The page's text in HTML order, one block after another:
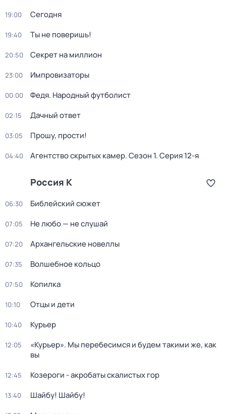
19:00 Сегодня
19:40 Ты не поверишь!
20:50 Секрет на миллион
23:00 Импровизаторы
00:00 Федя. Народный футболист
02:15 Дачный ответ
03:05 Прошу, прости!
04:40 Агентство скрытых камер. Сезон 1. Серия 12-я
Россия К
06:30 Библейский сюжет
07:05 Не любо — не слушай
07:20 Архангельские новеллы
07:35 Волшебное кольцо
07:50 Копилка
10:10 Отцы и дети
10:40 Курьер
12:05
«Курьер». Мы перебесимся и будем такими же, как
вы
12:45 Козероги - акробаты скалистых гор
13:40 Шайбу! Шайбу!